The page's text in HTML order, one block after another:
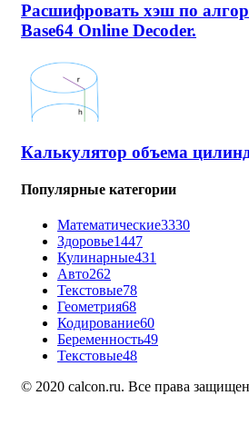
Расшифровать хэш по
Base64 Online Decoder.
Калькулятор объема
Популярные категории
Математические3330
Здоровье1447
Кулинарные431
Авто262
Текстовые78
Геометрия68
Кодирование60
Беременность49
Текстовые48
© 2020 calcon.ru. Все права